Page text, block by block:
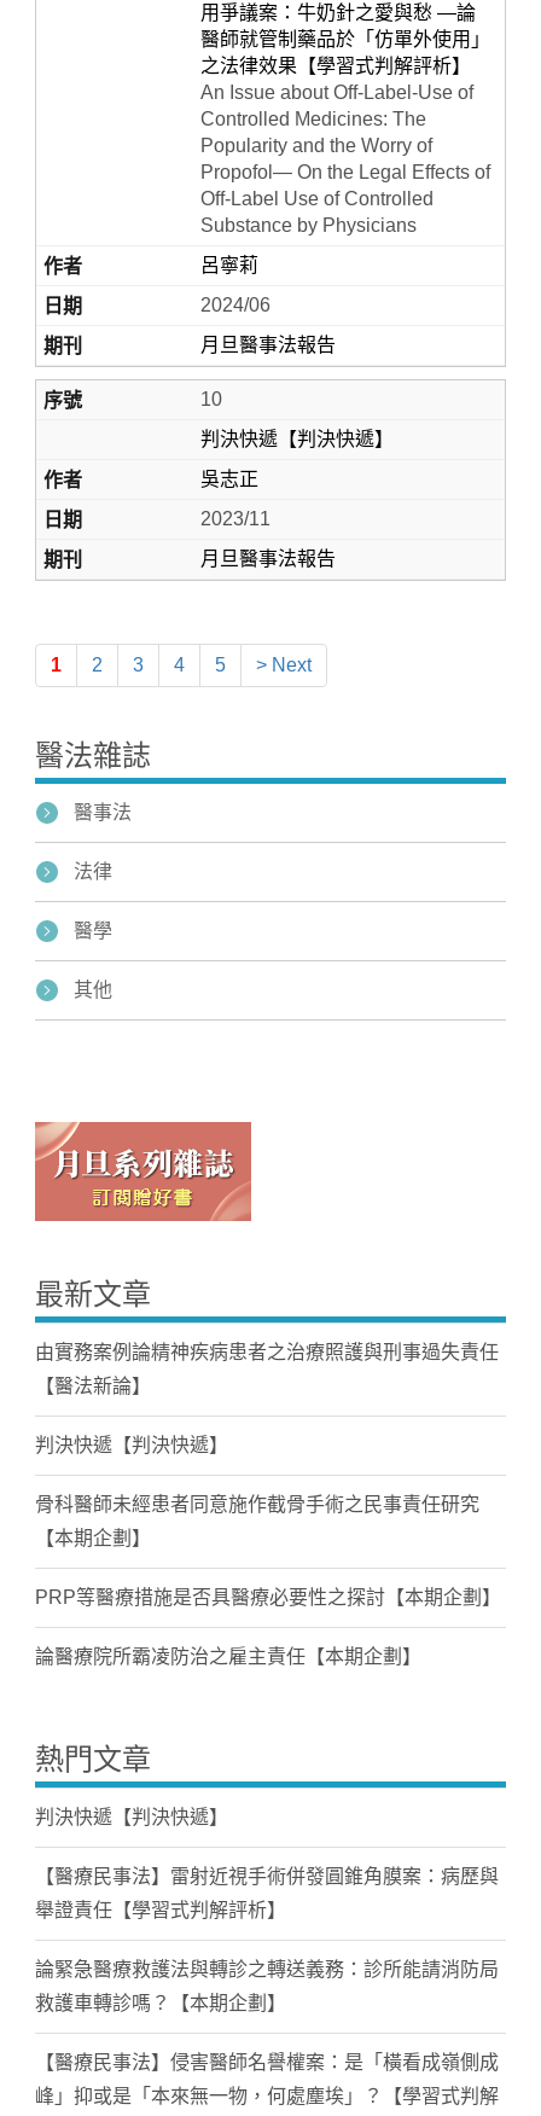
用爭議案：牛奶針之愛與愁 —論
醫師就管制藥品於「仿單外使用」
之法律效果【學習式判解評析】
An Issue about Off-Label-Use of
Controlled Medicines: The
Popularity and the Worry of
Propofol— On the Legal Effects of
Off-Label Use of Controlled
Substance by Physicians
呂寧莉
2024/06
月旦醫事法報告
10
判決快遞【判決快遞】
吳志正
2023/11
月旦醫事法報告
1 2 3 4 5 > Next
醫法雜誌
醫事法
法律
醫學
其他
最新文章
由實務案例論精神疾病患者之治療照護與刑事過失責任
【醫法新論】
判決快遞【判決快遞】
骨科醫師未經患者同意施作截骨手術之民事責任研究
【本期企劃】
PRP等醫療措施是否具醫療必要性之探討【本期企劃】
論醫療院所霸凌防治之雇主責任【本期企劃】
熱門文章
判決快遞【判決快遞】
【醫療民事法】雷射近視手術併發圓錐角膜案：病歷與
舉證責任【學習式判解評析】
論緊急醫療救護法與轉診之轉送義務：診所能請消防局
救護車轉診嗎？【本期企劃】
【醫療民事法】侵害醫師名譽權案：是「橫看成嶺側成
峰」抑或是「本來無一物，何處塵埃」？【學習式判解